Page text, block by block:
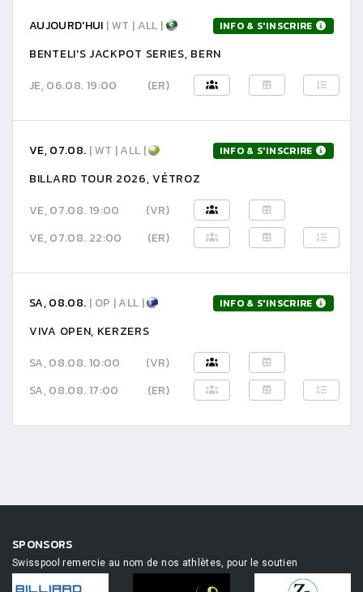
AUJOURD'HUI | WT | ALL | INFO & S'INSCRIRE
BENTELI'S JACKPOT SERIES, BERN
JE, 06.08. 19:00
(ER)
VE, 07.08. | WT | ALL | INFO & S'INSCRIRE
BILLARD TOUR 2026, VÉTROZ
VE, 07.08. 19:00
(VR)
VE, 07.08. 22:00
(ER)
SA, 08.08. | OP | ALL | INFO & S'INSCRIRE
VIVA OPEN, KERZERS
SA, 08.08. 10:00
(VR)
SA, 08.08. 17:00
(ER)
SPONSORS
Swisspool remercie au nom de nos athlètes, pour le soutien